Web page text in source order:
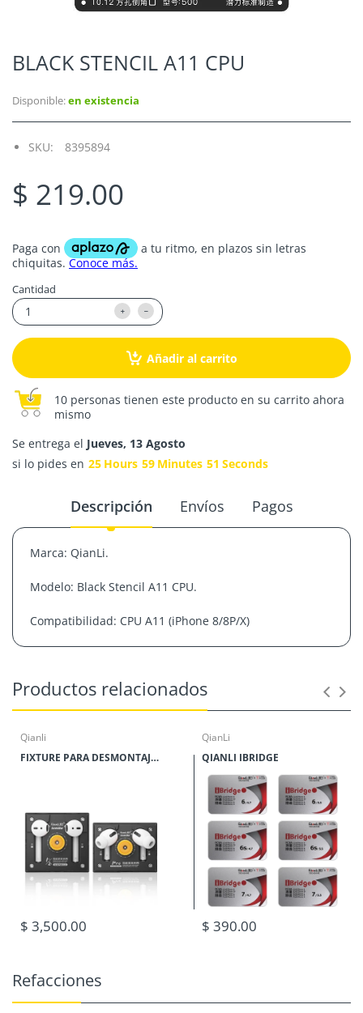
BLACK STENCIL A11 CPU
Disponible:en existencia
SKU: 8395894
$ 219.00
Cantidad
Añadir al carrito
10 personas tienen este producto en su carrito ahora
mismo
Se entrega el Jueves, 13 Agosto
si lo pides en 25 Hours 59 Minutes 51 Seconds
Descripción Envíos Pagos
Marca: QianLi.
Modelo: Black Stencil A11 CPU.
Compatibilidad: CPU A11 (iPhone 8/8P/X)
Productos relacionados
Qianli
FIXTURE PARA DESMONTAJE DE BATERIA PARA AIRPODS QIANLI
$ 3,500.00
QianLi
QIANLI IBRIDGE
$ 390.00
Refacciones